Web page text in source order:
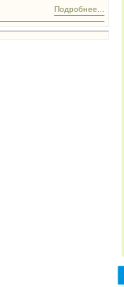
Подробнее...